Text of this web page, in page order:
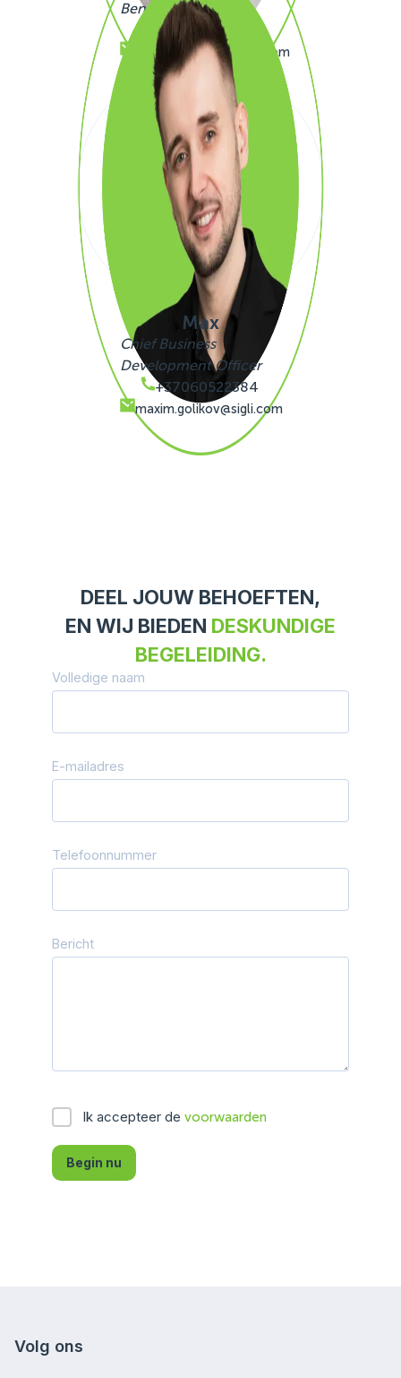
Benelux
+32480205199
thomas.simono@sigli.com
Max
Chief Business
Development Officer
+37060522384
maxim.golikov@sigli.com
DEEL JOUW BEHOEFTEN,
EN WIJ BIEDEN DESKUNDIGE
BEGELEIDING.
Volledige naam
E-mailadres
Telefoonnummer
Bericht
Ik accepteer de voorwaarden
Begin nu
Volg ons